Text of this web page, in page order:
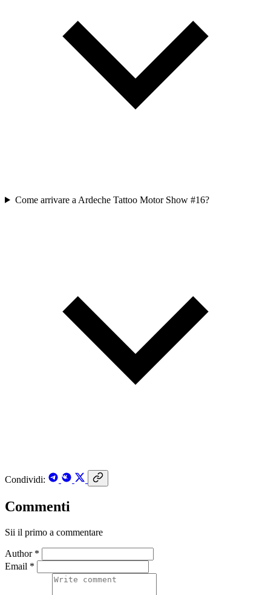
Come arrivare a Ardeche Tattoo Motor Show #16?
Condividi:
Commenti
Sii il primo a commentare
Author *
Email *